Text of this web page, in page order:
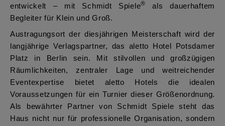
entwickelt – mit Schmidt Spiele®
als dauerhaftem
Begleiter für Klein und Groß.
Austragungsort der diesjährigen Meisterschaft wird der
langjährige Verlagspartner, das aletto Hotel Potsdamer
Platz in Berlin sein. Mit stilvollen und großzügigen
Räumlichkeiten, zentraler Lage und weitreichender
Eventexpertise bietet aletto Hotels die idealen
Voraussetzungen für ein Turnier dieser Größenordnung.
Als bewährter Partner von Schmidt Spiele steht das
Haus nicht nur für professionelle Organisation, sondern